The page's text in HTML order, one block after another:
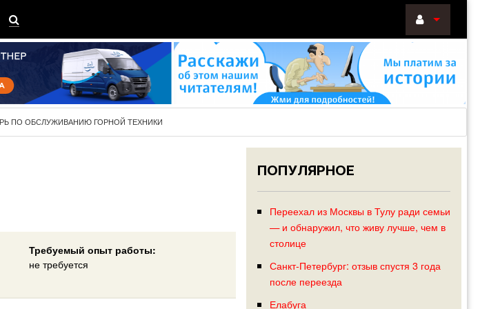
Войти
ПО ОБСЛУЖИВАНИЮ ГОРНОЙ ТЕХНИКИ
Требуемый опыт работы:
не требуется
ПОПУЛЯРНОЕ
Переехал из Москвы в Тулу ради семьи
— и обнаружил, что живу лучше, чем в
столице
Санкт-Петербург: отзыв спустя 3 года
после переезда
Елабуга